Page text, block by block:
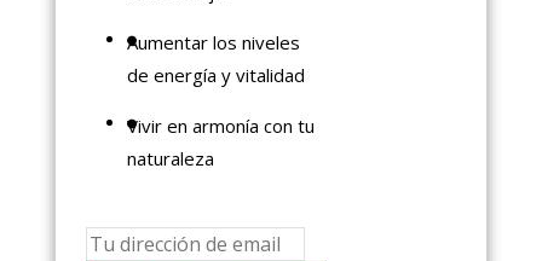
Aumentar los niveles
de energía y vitalidad
Vivir en armonía con tu
naturaleza